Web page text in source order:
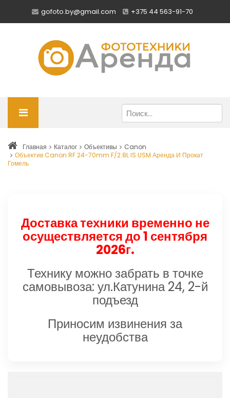
gofoto.by@gmail.com +375 44 563-91-70
Главная Каталог Объективы
Canon
Объектив Canon RF 24-70mm F/2.8L IS USM Аренда И Прокат
Гомель
Доставка техники временно не
осуществляется до 1 сентября
2026г.
Технику можно забрать в точке
самовывоза: ул.Катунина 24, 2-й
подъезд
Приносим извинения за
неудобства